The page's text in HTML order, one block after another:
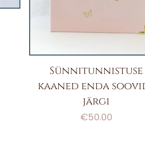
Sünnitunnistuse
kaaned enda
järgi
€50.00